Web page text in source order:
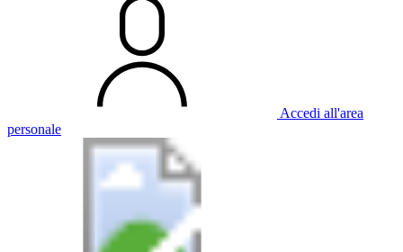
Accedi all'area
personale